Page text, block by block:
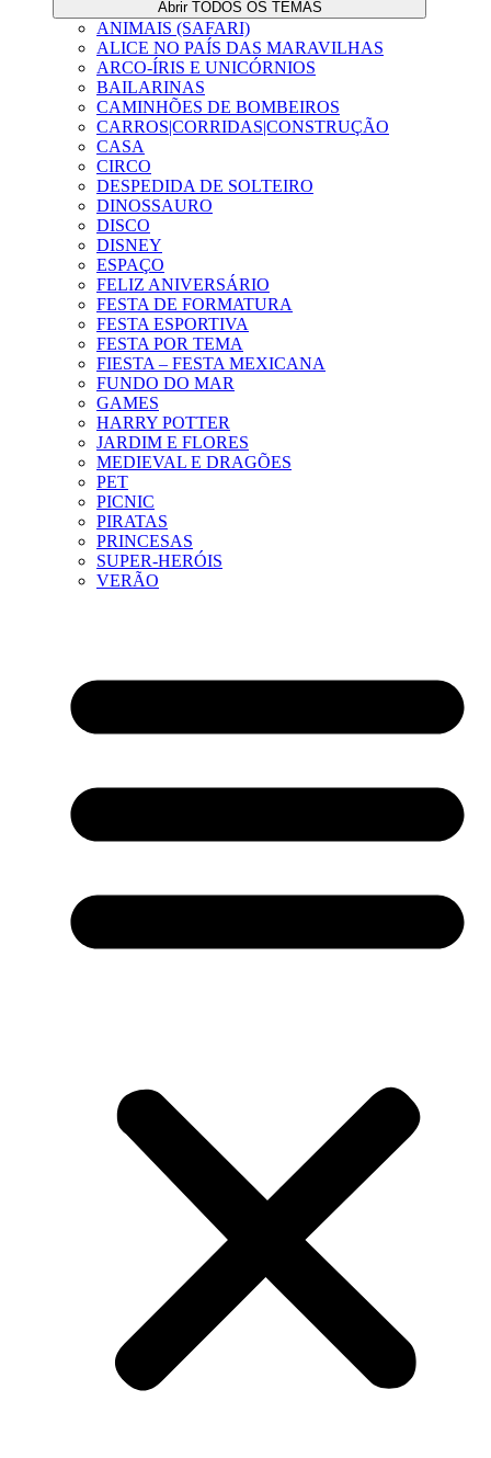
Abrir TODOS OS TEMAS
ANIMAIS (SAFARI)
ALICE NO PAÍS DAS MARAVILHAS
ARCO-ÍRIS E UNICÓRNIOS
BAILARINAS
CAMINHÕES DE BOMBEIROS
CARROS|CORRIDAS|CONSTRUÇÃO
CASA
CIRCO
DESPEDIDA DE SOLTEIRO
DINOSSAURO
DISCO
DISNEY
ESPAÇO
FELIZ ANIVERSÁRIO
FESTA DE FORMATURA
FESTA ESPORTIVA
FESTA POR TEMA
FIESTA – FESTA MEXICANA
FUNDO DO MAR
GAMES
HARRY POTTER
JARDIM E FLORES
MEDIEVAL E DRAGÕES
PET
PICNIC
PIRATAS
PRINCESAS
SUPER-HERÓIS
VERÃO